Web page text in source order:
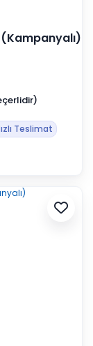
Teslimat